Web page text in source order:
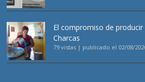
El compromiso de
Charcas
79 vistas | publicado el 02/08/